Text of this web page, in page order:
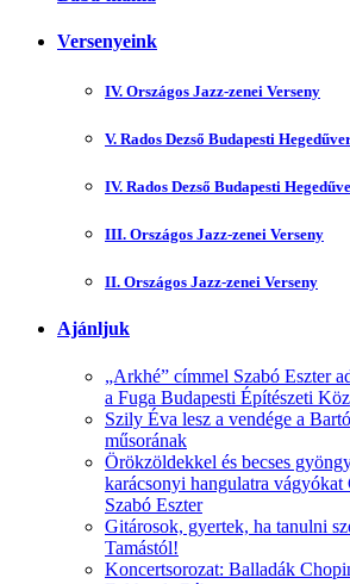
Versenyeink
IV. Országos Jazz-zenei Verseny
V. Rados Dezső Budapesti
IV. Rados Dezső Budapesti
III. Országos Jazz-zenei Verseny
II. Országos Jazz-zenei Verseny
Ajánljuk
„Arkhé” címmel Szabó Eszter
a Fuga Budapesti Építészeti
Szily Éva lesz a vendége a
műsorának
Örökzöldekkel és becses
karácsonyi hangulatra vágyókat
Szabó Eszter
Gitárosok, gyertek, ha tanulni
Tamástól!
Koncertsorozat: Balladák